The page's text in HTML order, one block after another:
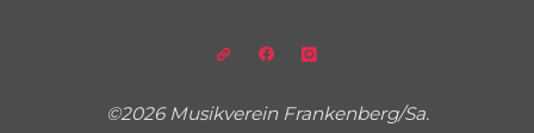
©2026 Musikverein Frankenberg/Sa.